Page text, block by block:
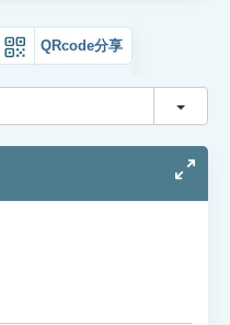
QRcode分享
切換